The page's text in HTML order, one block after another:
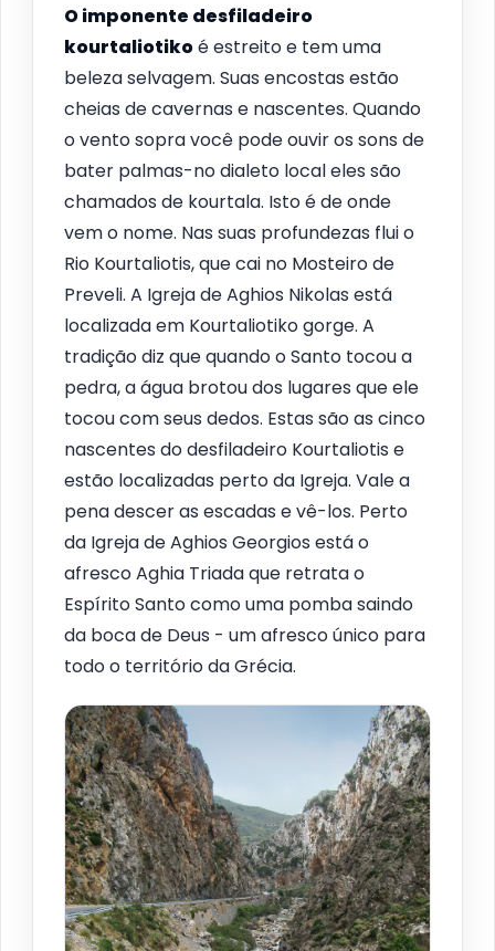
O imponente desfiladeiro
kourtaliotikoé estreito e tem uma
beleza selvagem. Suas encostas estão
cheias de cavernas e nascentes. Quando
o vento sopra você pode ouvir os sons de
bater palmas-no dialeto local eles são
chamados de kourtala. Isto é de onde
vem o nome. Nas suas profundezas flui o
Rio Kourtaliotis, que cai no Mosteiro de
Preveli. A Igreja de Aghios Nikolas está
localizada em Kourtaliotiko gorge. A
tradição diz que quando o Santo tocou a
pedra, a água brotou dos lugares que ele
tocou com seus dedos. Estas são as cinco
nascentes do desfiladeiro Kourtaliotis e
estão localizadas perto da Igreja. Vale a
pena descer as escadas e vê-los. Perto
da Igreja de Aghios Georgios está o
afresco Aghia Triada que retrata o
Espírito Santo como uma pomba saindo
da boca de Deus - um afresco único para
todo o território da Grécia.